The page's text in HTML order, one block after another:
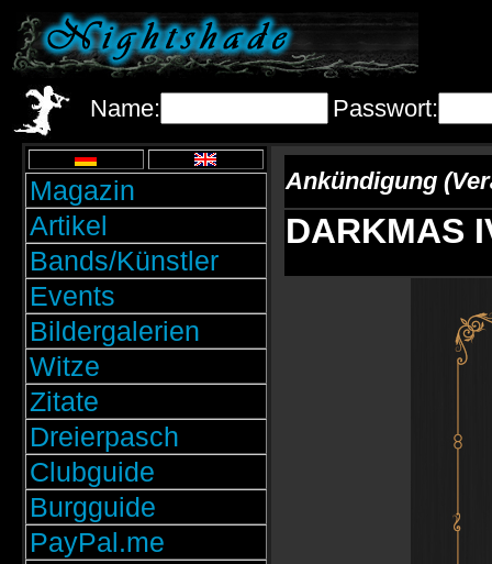
Name: Passwort:
Magazin
Artikel
Bands/Künstler
Events
Bildergalerien
Witze
Zitate
Dreierpasch
Clubguide
Burgguide
PayPal.me
Ankündigung
DARKMAS